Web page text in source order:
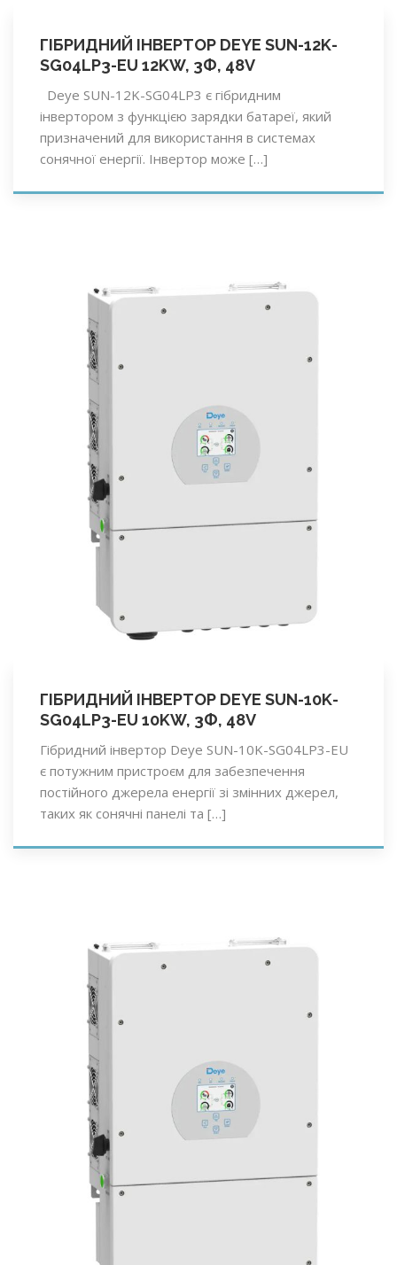
ГІБРИДНИЙ ІНВЕРТОР DEYE SUN-12K-
SG04LP3-EU 12KW, 3Ф, 48V
Deye SUN-12K-SG04LP3 є гібридним
інвертором з функцією зарядки батареї, який
призначений для використання в системах
сонячної енергії. Інвертор може […]
ГІБРИДНИЙ ІНВЕРТОР DEYE SUN-10K-
SG04LP3-EU 10KW, 3Ф, 48V
Гібридний інвертор Deye SUN-10K-SG04LP3-EU
є потужним пристроєм для забезпечення
постійного джерела енергії зі змінних джерел,
таких як сонячні панелі та […]